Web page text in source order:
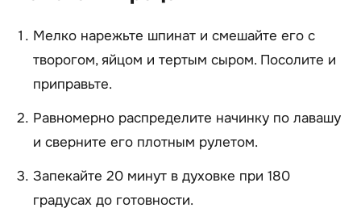
Мелко нарежьте шпинат и смешайте его с
творогом, яйцом и тертым сыром. Посолите и
приправьте.
Равномерно распределите начинку по лавашу
и сверните его плотным рулетом.
Запекайте 20 минут в духовке при 180
градусах до готовности.